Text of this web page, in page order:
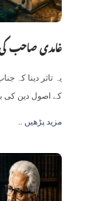
غامدی صاحب
یہ تاثر دینا کہ
کے اصول دین کی
.. مزید پڑھیں